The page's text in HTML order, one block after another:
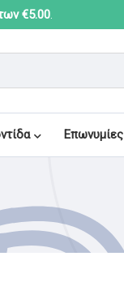
€5.00.
Επωνυμίες